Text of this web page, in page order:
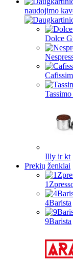
naudojimo
Dolce
Illy ir kt
Prekių ženklai
4Barista
9Barista